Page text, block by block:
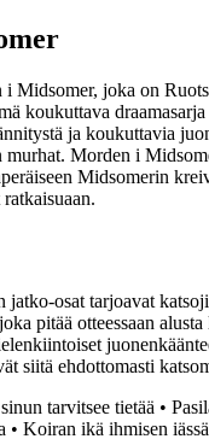
Midsomer, joka on
koukuttava draamasarja
ja koukuttavia
Morden i
Midsomerin
jatko-osat tarjoavat
pitää otteessaan
siitä ehdottomasti
tarvitsee tietää •
• Koiran ikä ihmisen